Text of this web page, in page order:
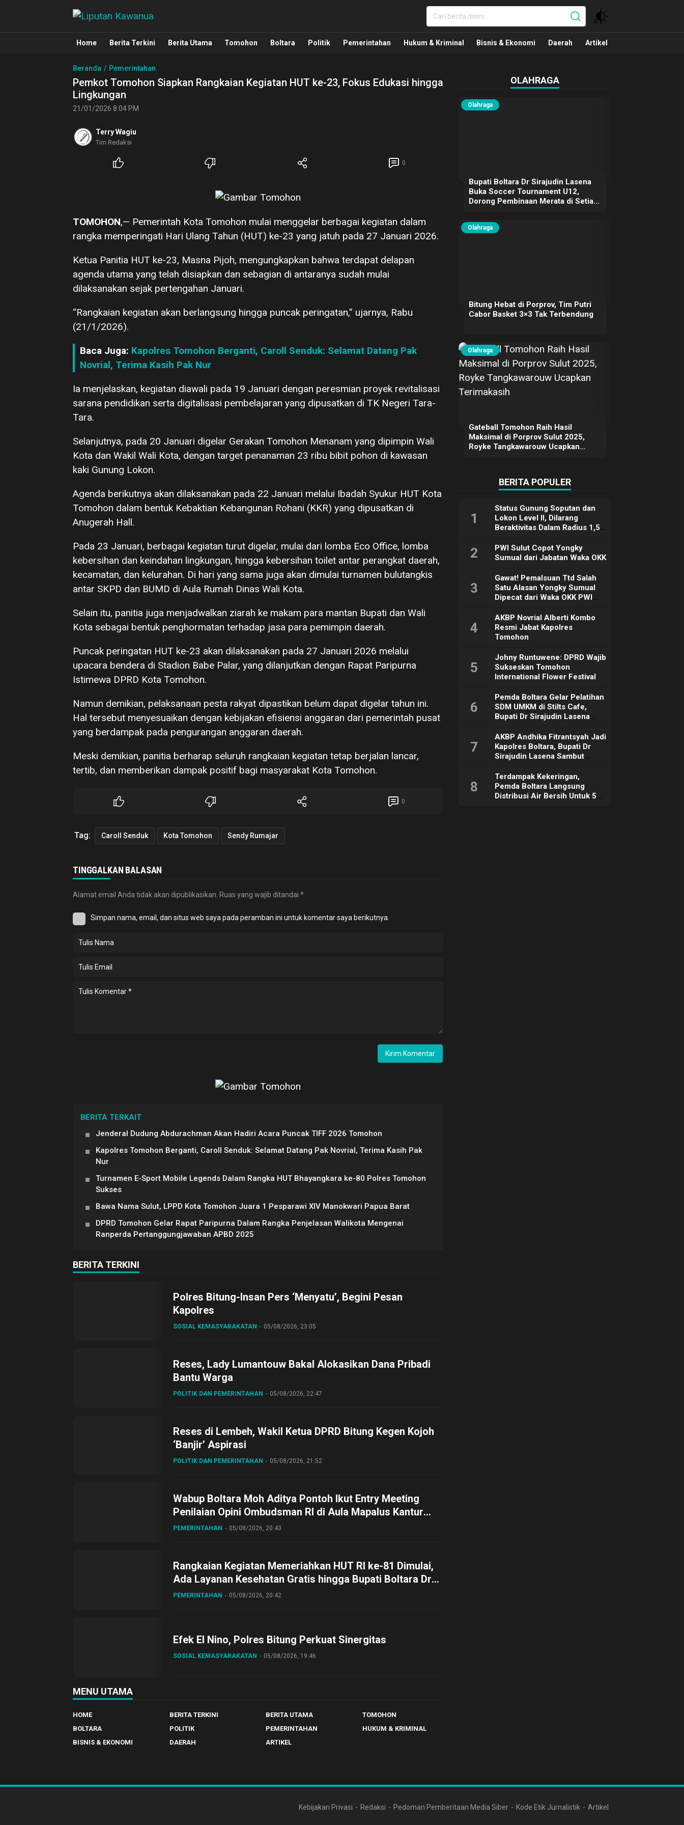
Liputan Kawanua
Berita Manado, Sulawesi Utara, Kawanua, Politik, Pemerintahan, Hukum Kriminal dan Nasional
Home Berita Terkini Berita Utama Tomohon Boltara Politik Pemerintahan Hukum & Kriminal Bisnis & Ekonomi Daerah Artikel
Beranda Pemerintahan
Pemkot Tomohon Siapkan Rangkaian Kegiatan HUT ke-23, Fokus Edukasi hingga
Lingkungan
21/01/2026 8:04 PM
Terry Wagiu
Tim Redaksi
0
TOMOHON,— Pemerintah Kota Tomohon mulai menggelar berbagai kegiatan dalam
rangka memperingati Hari Ulang Tahun (HUT) ke-23 yang jatuh pada 27 Januari 2026.
Ketua Panitia HUT ke-23, Masna Pijoh, mengungkapkan bahwa terdapat delapan
agenda utama yang telah disiapkan dan sebagian di antaranya sudah mulai
dilaksanakan sejak pertengahan Januari.
“Rangkaian kegiatan akan berlangsung hingga puncak peringatan,” ujarnya, Rabu
(21/1/2026).
Baca Juga: Kapolres Tomohon Berganti, Caroll Senduk: Selamat Datang Pak
Novrial, Terima Kasih Pak Nur
Ia menjelaskan, kegiatan diawali pada 19 Januari dengan peresmian proyek revitalisasi
sarana pendidikan serta digitalisasi pembelajaran yang dipusatkan di TK Negeri Tara-
Tara.
Selanjutnya, pada 20 Januari digelar Gerakan Tomohon Menanam yang dipimpin Wali
Kota dan Wakil Wali Kota, dengan target penanaman 23 ribu bibit pohon di kawasan
kaki Gunung Lokon.
Agenda berikutnya akan dilaksanakan pada 22 Januari melalui Ibadah Syukur HUT Kota
Tomohon dalam bentuk Kebaktian Kebangunan Rohani (KKR) yang dipusatkan di
Anugerah Hall.
Pada 23 Januari, berbagai kegiatan turut digelar, mulai dari lomba Eco Office, lomba
kebersihan dan keindahan lingkungan, hingga kebersihan toilet antar perangkat daerah,
kecamatan, dan kelurahan. Di hari yang sama juga akan dimulai turnamen bulutangkis
antar SKPD dan BUMD di Aula Rumah Dinas Wali Kota.
Selain itu, panitia juga menjadwalkan ziarah ke makam para mantan Bupati dan Wali
Kota sebagai bentuk penghormatan terhadap jasa para pemimpin daerah.
Puncak peringatan HUT ke-23 akan dilaksanakan pada 27 Januari 2026 melalui
upacara bendera di Stadion Babe Palar, yang dilanjutkan dengan Rapat Paripurna
Istimewa DPRD Kota Tomohon.
Namun demikian, pelaksanaan pesta rakyat dipastikan belum dapat digelar tahun ini.
Hal tersebut menyesuaikan dengan kebijakan efisiensi anggaran dari pemerintah pusat
yang berdampak pada pengurangan anggaran daerah.
Meski demikian, panitia berharap seluruh rangkaian kegiatan tetap berjalan lancar,
tertib, dan memberikan dampak positif bagi masyarakat Kota Tomohon.
0
Tag: Caroll Senduk Kota Tomohon Sendy Rumajar
TINGGALKAN BALASAN
Alamat email Anda tidak akan dipublikasikan. Ruas yang wajib ditandai *
Simpan nama, email, dan situs web saya pada peramban ini untuk komentar saya berikutnya.
BERITA TERKAIT
Jenderal Dudung Abdurachman Akan Hadiri Acara Puncak TIFF 2026 Tomohon
Kapolres Tomohon Berganti, Caroll Senduk: Selamat Datang Pak Novrial, Terima Kasih Pak
Nur
Turnamen E-Sport Mobile Legends Dalam Rangka HUT Bhayangkara ke-80 Polres Tomohon
Sukses
Bawa Nama Sulut, LPPD Kota Tomohon Juara 1 Pesparawi XIV Manokwari Papua Barat
DPRD Tomohon Gelar Rapat Paripurna Dalam Rangka Penjelasan Walikota Mengenai
Ranperda Pertanggungjawaban APBD 2025
BERITA TERKINI
Polres Bitung-Insan Pers ‘Menyatu’, Begini Pesan
Kapolres
SOSIAL KEMASYARAKATAN 05/08/2026, 23:05
Reses, Lady Lumantouw Bakal Alokasikan Dana Pribadi
Bantu Warga
POLITIK DAN PEMERINTAHAN 05/08/2026, 22:47
Reses di Lembeh, Wakil Ketua DPRD Bitung Kegen Kojoh
‘Banjir’ Aspirasi
POLITIK DAN PEMERINTAHAN 05/08/2026, 21:52
Wabup Boltara Moh Aditya Pontoh Ikut Entry Meeting
Penilaian Opini Ombudsman RI di Aula Mapalus Kantur
Gubernur Sulut
PEMERINTAHAN 05/08/2026, 20:43
Rangkaian Kegiatan Memeriahkan HUT RI ke-81 Dimulai,
Ada Layanan Kesehatan Gratis hingga Bupati Boltara Dr
Sirajudin Lasena Ikut Jalan Sehat Bersama Jajaran
PEMERINTAHAN 05/08/2026, 20:42
Efek El Nino, Polres Bitung Perkuat Sinergitas
SOSIAL KEMASYARAKATAN 05/08/2026, 19:46
MENU UTAMA
HOME BERITA TERKINI BERITA UTAMA
TOMOHON
BOLTARA
POLITIK PEMERINTAHAN
HUKUM & KRIMINAL
BISNIS & EKONOMI
DAERAH ARTIKEL
OLAHRAGA
Olahraga
Bupati Boltara Dr Sirajudin Lasena
Buka Soccer Tournament U12,
Dorong Pembinaan Merata di Setiap
Olahraga
Bitung Hebat di Porprov, Tim Putri
Cabor Basket 3×3 Tak Terbendung
Olahraga
Gateball Tomohon Raih Hasil
Maksimal di Porprov Sulut 2025,
Royke Tangkawarouw Ucapkan
BERITA POPULER
1
Status Gunung Soputan dan
Lokon Level II, Dilarang
Beraktivitas Dalam Radius 1,5
2
PWI Sulut Copot Yongky
Sumual dari Jabatan Waka OKK
3
Gawat! Pemalsuan Ttd Salah
Satu Alasan Yongky Sumual
Dipecat dari Waka OKK PWI
4
AKBP Novrial Alberti Kombo
Resmi Jabat Kapolres
Tomohon
5
Johny Runtuwene: DPRD Wajib
Sukseskan Tomohon
International Flower Festival
6
Pemda Boltara Gelar Pelatihan
SDM UMKM di Stilts Cafe,
Bupati Dr Sirajudin Lasena
Dorong Ekonomi Daerah
7
AKBP Andhika Fitrantsyah Jadi
Kapolres Boltara, Bupati Dr
Sirajudin Lasena Sambut
8
Terdampak Kekeringan,
Pemda Boltara Langsung
Distribusi Air Bersih Untuk 50
Kebijakan Privasi Redaksi Pedoman Pemberitaan Media Siber Kode Etik Jurnalistik Artikel